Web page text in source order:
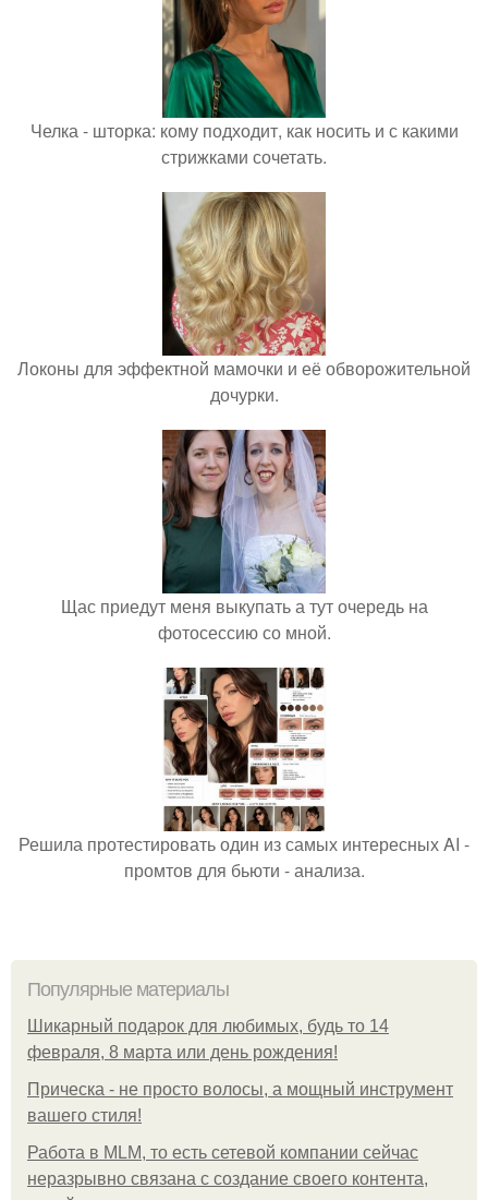
Челка - шторка: кому подходит, как носить и с какими
стрижками сочетать.
Локоны для эффектной мамочки и её обворожительной
дочурки.
Щас приедут меня выкупать а тут очередь на
фотосессию со мной.
Решила протестировать один из самых интересных AI -
промтов для бьюти - анализа.
Популярные материалы
Шикарный подарок для любимых, будь то 14
февраля, 8 марта или день рождения!
Прическа - не просто волосы, а мощный инструмент
вашего стиля!
Работа в MLM, то есть сетевой компании сейчас
неразрывно связана с создание своего контента,